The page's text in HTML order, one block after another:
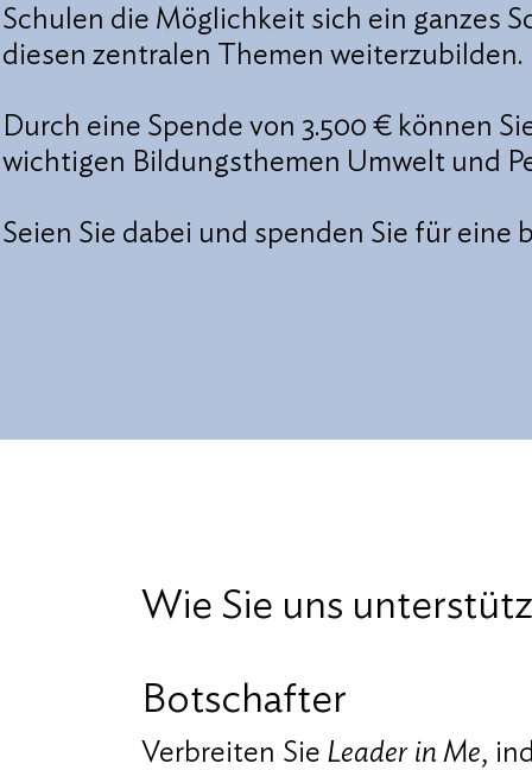
Schulen die Möglichkeit sich ein ganzes
diesen zentralen Themen weiterzubilden.
Durch eine Spende von 3.500 € können
wichtigen Bildungsthemen Umwelt und
Seien Sie dabei und spenden Sie für eine
Wie Sie uns
Botschafter
Verbreiten Sie Leader in Me,